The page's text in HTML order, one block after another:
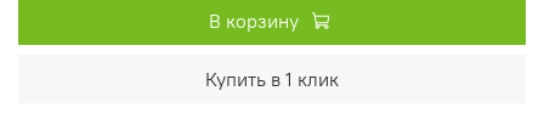
В корзину
Купить в 1 клик